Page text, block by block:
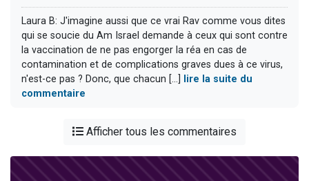
Laura B: J'imagine aussi que ce vrai Rav comme vous dites
qui se soucie du Am Israel demande à ceux qui sont contre
la vaccination de ne pas engorger la réa en cas de
contamination et de complications graves dues à ce virus,
n'est-ce pas ? Donc, que chacun [...]
lire la suite du
commentaire
Afficher tous les commentaires